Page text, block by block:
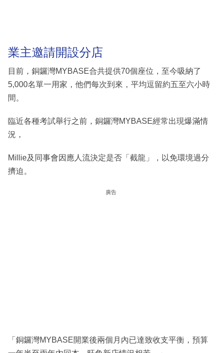
業主邀請開設分店
目前，銅鑼灣MYBASE合共提供70個座位，至今吸納了
5,000名單一用家，他們每次到來，平均逗留約五至六小時
間。
臨近各種考試舉行之前，銅鑼灣MYBASE經常出現爆滿情
況，
Millie及同事會因應人流決定是否「截龍」，以免環境過分
擠迫。
廣告
「銅鑼灣MYBASE開業後兩個月內已達致收支平衡，預算